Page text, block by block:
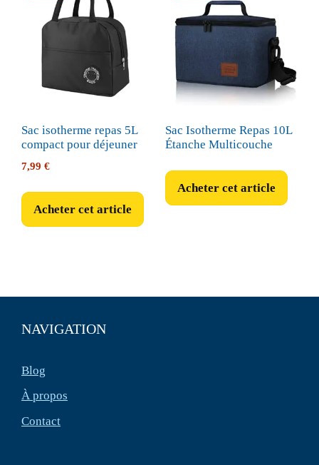
Sac isotherme repas 5L
compact pour déjeuner
7,99 €
Acheter cet article
Sac Isotherme Repas 10L
Étanche Multicouche
Acheter cet article
NAVIGATION
Blog
À propos
Contact